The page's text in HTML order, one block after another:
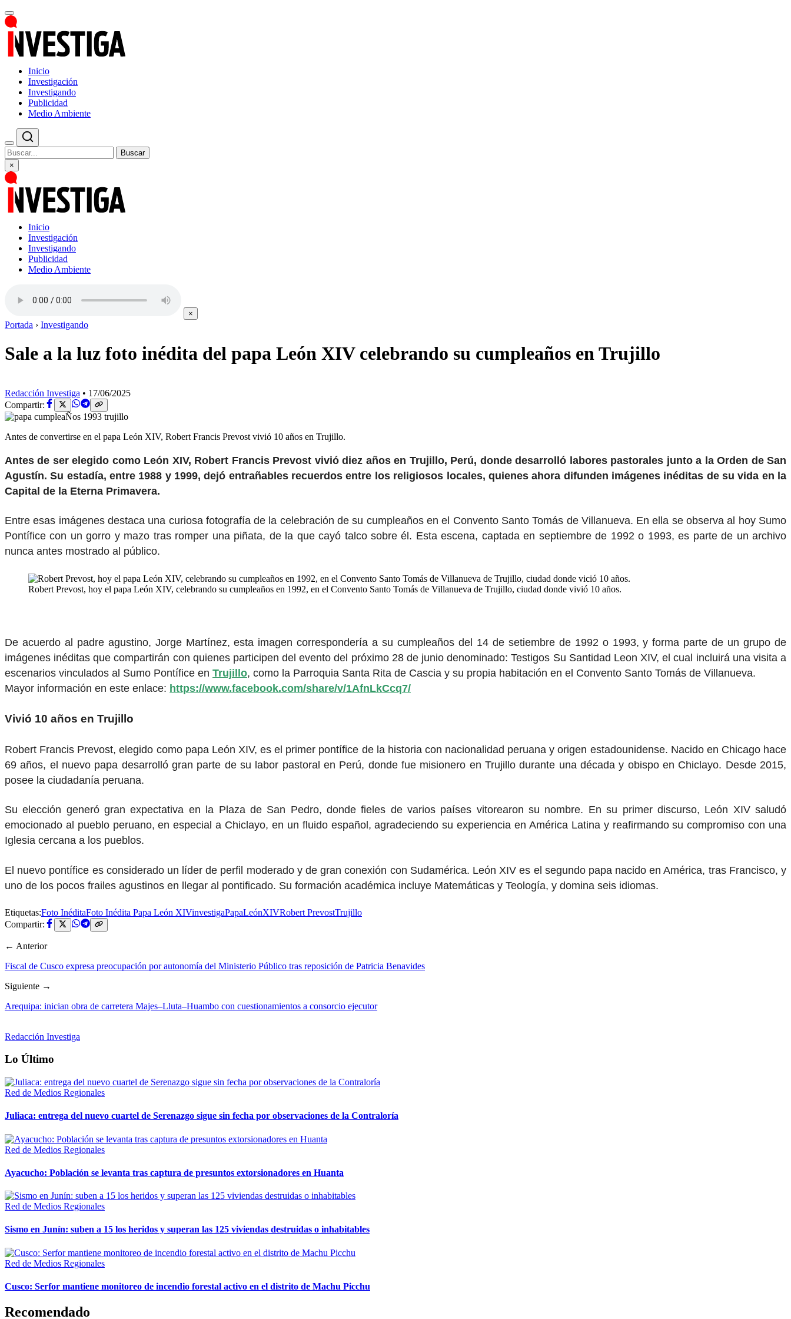
Inicio
Investigación
Investigando
Publicidad
Medio Ambiente
Buscar
×
Inicio
Investigación
Investigando
Publicidad
Medio Ambiente
×
Portada › Investigando
Sale a la luz foto inédita del papa León XIV celebrando su cumpleaños en Trujillo
Redacción Investiga • 17/06/2025
Compartir:
Antes de convertirse en el papa León XIV, Robert Francis Prevost vivió 10 años en Trujillo.
Antes de ser elegido como León XIV, Robert Francis Prevost vivió diez años en Trujillo, Perú, donde desarrolló labores pastorales junto a la Orden de San
Agustín. Su estadía, entre 1988 y 1999, dejó entrañables recuerdos entre los religiosos locales, quienes ahora difunden imágenes inéditas de su vida en la
Capital de la Eterna Primavera.
Entre esas imágenes destaca una curiosa fotografía de la celebración de su cumpleaños en el Convento Santo Tomás de Villanueva. En ella se observa al hoy Sumo
Pontífice con un gorro y mazo tras romper una piñata, de la que cayó talco sobre él. Esta escena, captada en septiembre de 1992 o 1993, es parte de un archivo
nunca antes mostrado al público.
Robert Prevost, hoy el papa León XIV, celebrando su cumpleaños en 1992, en el Convento Santo Tomás de Villanueva de Trujillo, ciudad donde vivió 10 años.
De acuerdo al padre agustino, Jorge Martínez, esta imagen correspondería a su cumpleaños del 14 de setiembre de 1992 o 1993, y forma parte de un grupo de
imágenes inéditas que compartirán con quienes participen del evento del próximo 28 de junio denominado: Testigos Su Santidad Leon XIV, el cual incluirá una visita a
escenarios vinculados al Sumo Pontífice en Trujillo, como la Parroquia Santa Rita de Cascia y su propia habitación en el Convento Santo Tomás de Villanueva.
Mayor información en este enlace: https://www.facebook.com/share/v/1AfnLkCcq7/
Vivió 10 años en Trujillo
Robert Francis Prevost, elegido como papa León XIV, es el primer pontífice de la historia con nacionalidad peruana y origen estadounidense. Nacido en Chicago hace
69 años, el nuevo papa desarrolló gran parte de su labor pastoral en Perú, donde fue misionero en Trujillo durante una década y obispo en Chiclayo. Desde 2015,
posee la ciudadanía peruana.
Su elección generó gran expectativa en la Plaza de San Pedro, donde fieles de varios países vitorearon su nombre. En su primer discurso, León XIV saludó
emocionado al pueblo peruano, en especial a Chiclayo, en un fluido español, agradeciendo su experiencia en América Latina y reafirmando su compromiso con una
Iglesia cercana a los pueblos.
El nuevo pontífice es considerado un líder de perfil moderado y de gran conexión con Sudamérica. León XIV es el segundo papa nacido en América, tras Francisco, y
uno de los pocos frailes agustinos en llegar al pontificado. Su formación académica incluye Matemáticas y Teología, y domina seis idiomas.
Etiquetas:Foto InéditaFoto Inédita Papa León XIVinvestigaPapaLeónXIVRobert PrevostTrujillo
Compartir:
← Anterior
Fiscal de Cusco expresa preocupación por autonomía del Ministerio Público tras reposición de Patricia Benavides
Siguiente →
Arequipa: inician obra de carretera Majes–Lluta–Huambo con cuestionamientos a consorcio ejecutor
Redacción Investiga
Lo Último
Red de Medios Regionales
Juliaca: entrega del nuevo cuartel de Serenazgo sigue sin fecha por observaciones de la Contraloría
Red de Medios Regionales
Ayacucho: Población se levanta tras captura de presuntos extorsionadores en Huanta
Red de Medios Regionales
Sismo en Junín: suben a 15 los heridos y superan las 125 viviendas destruidas o inhabitables
Red de Medios Regionales
Cusco: Serfor mantiene monitoreo de incendio forestal activo en el distrito de Machu Picchu
Recomendado